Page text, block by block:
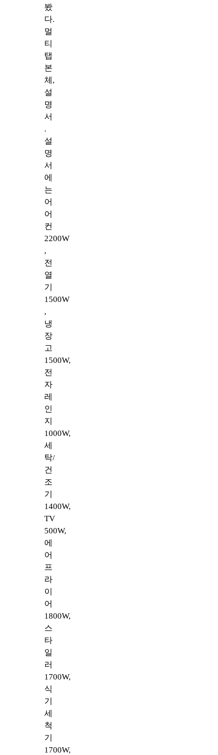
봤
다.
멀
티
탭
본
체,
설
명
서
.
설
명
서
에
는
어
어
컨
2200W
,
전
열
기
1500W
,
냉
장
고
1500W,
전
자
레
인
지
1000W,
세
탁/
건
조
기
1400W,
TV
500W,
에
어
프
라
이
어
1800W,
스
타
일
러
1700W,
식
기
세
척
기
1700W,